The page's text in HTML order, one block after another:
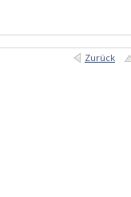
Zurück